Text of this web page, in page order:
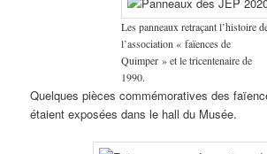
Les panneaux retraçant l’histoire
l’association « faïences de
Quimper » et le tricentenaire de
1990.
Quelques pièces commémoratives des
étaient exposées dans le hall du Musée.